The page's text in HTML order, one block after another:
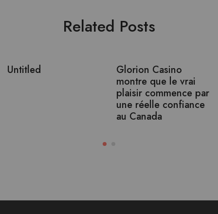
Related Posts
Untitled
Glorion Casino
montre que le vrai
plaisir commence par
une réelle confiance
au Canada